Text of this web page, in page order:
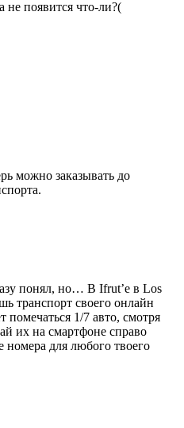
не появится что-ли?(
можно заказывать до
понял, но… В Ifrut’e в Los
транспорт своего онлайн
помечаться 1/7 авто, смотря
их на смартфоне справо
номера для любого твоего